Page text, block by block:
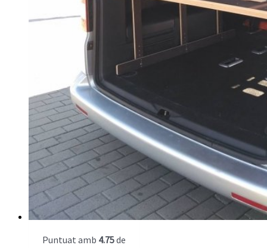
Puntuat amb 4.75de